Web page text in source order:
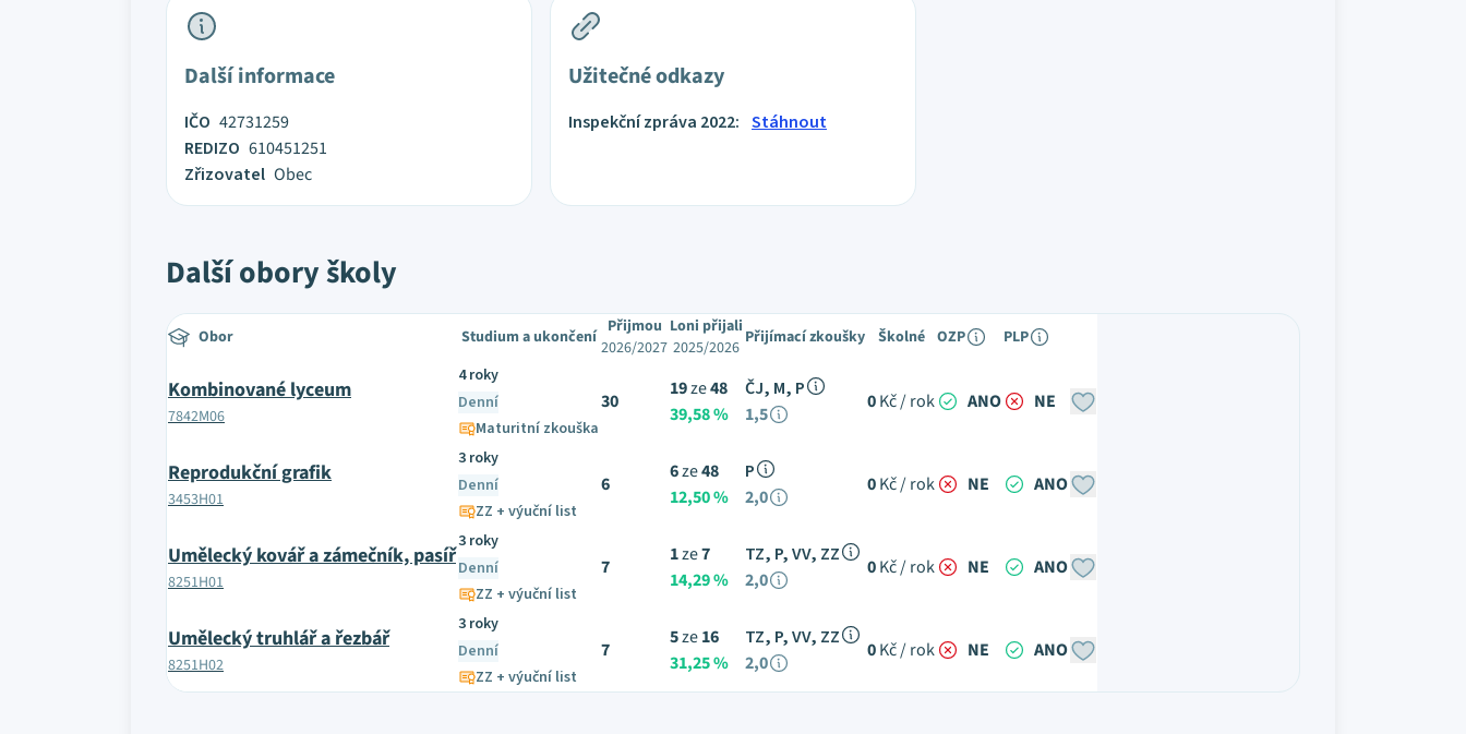
Další informace
IČO 42731259
REDIZO 610451251
Zřizovatel Obec
Užitečné odkazy
Inspekční zpráva 2022: Stáhnout
Další obory školy
Obor Studium a ukončení Přijmou
2026/2027
Loni přijali
2025/2026 Přijímací zkoušky Školné OZP PLP
Kombinované lyceum
7842M06
4 roky
Denní
Maturitní zkouška
30
19ze48
39,58 %
ČJ, M, P
1,5
0Kč / rok ANO NE
Reprodukční grafik
3453H01
3 roky
Denní
ZZ + výuční list
6
6ze48
12,50 %
P
2,0
0Kč / rok NE ANO
Umělecký kovář a zámečník, pasíř
8251H01
3 roky
Denní
ZZ + výuční list
7
1ze7
14,29 %
TZ, P, VV, ZZ
2,0
0Kč / rok NE ANO
Umělecký truhlář a řezbář
8251H02
3 roky
Denní
ZZ + výuční list
7
5ze16
31,25 %
TZ, P, VV, ZZ
2,0
0Kč / rok NE ANO